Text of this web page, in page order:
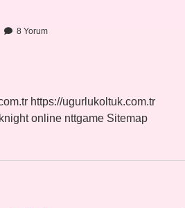
8 Yorum
https://ugurlukoltuk.com.tr
knight online nttgame Sitemap